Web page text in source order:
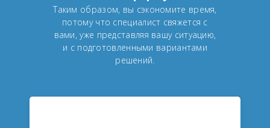
Таким образом, вы сэкономите время,
потому что специалист свяжется с
вами, уже представляя вашу ситуацию,
и с подготовленными вариантами
решений.